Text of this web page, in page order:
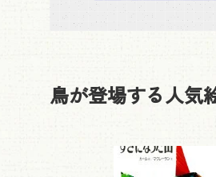
鳥が登場する人気